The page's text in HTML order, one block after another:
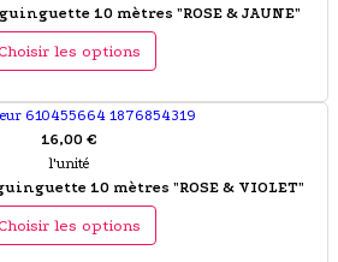
10 mètres "ROSE & JAUNE"
les options
16,00 €
l'unité
10 mètres "ROSE & VIOLET"
les options